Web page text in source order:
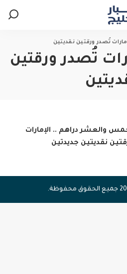
تُصدر ورقتين نقديتين
تُصدر ورقتين
والعشر دراهم .. الإمارات
نقديتين جديدتين